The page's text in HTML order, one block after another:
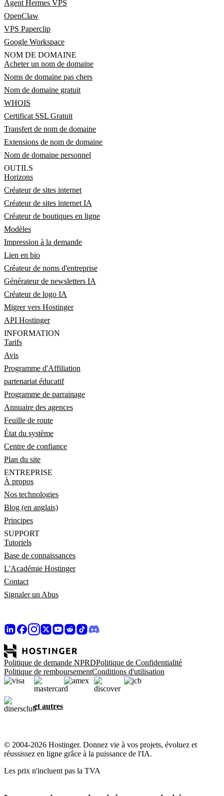
Agent Hermes VPS
OpenClaw
VPS Paperclip
Google Workspace
NOM DE DOMAINE
Acheter un nom de domaine
Noms de domaine pas chers
Nom de domaine gratuit
WHOIS
Certificat SSL Gratuit
Transfert de nom de domaine
Extensions de nom de domaine
Nom de domaine personnel
OUTILS
Horizons
Créateur de sites internet
Créateur de sites internet IA
Créateur de boutiques en ligne
Modèles
Impression à la demande
Lien en bio
Créateur de noms d'entreprise
Générateur de newsletters IA
Créateur de logo IA
Migrer vers Hostinger
API Hostinger
INFORMATION
Tarifs
Avis
Programme d'Affiliation
partenariat éducatif
Programme de parrainage
Annuaire des agences
Feuille de route
État du système
Centre de confiance
Plan du site
ENTREPRISE
À propos
Nos technologies
Blog (en anglais)
Principes
SUPPORT
Tutoriels
Base de connaissances
L'Académie Hostinger
Contact
Signaler un Abus
Politique de demande NPRDPolitique de Confidentialité
Politique de remboursementConditions d'utilisation
et autres
© 2004-2026 Hostinger. Donnez vie à vos projets, évoluez et
réussissez en ligne grâce à la puissance de l'IA.
Les prix n'incluent pas la TVA